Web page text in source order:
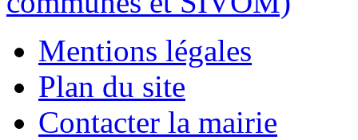
Mentions légales
Plan du site
Contacter la mairie